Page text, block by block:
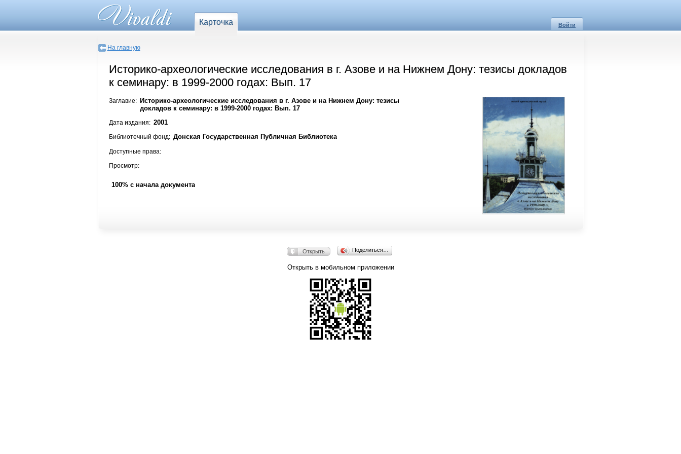
Карточка Войти
На главную
Историко-археологические исследования в г. Азове и на Нижнем Дону: тезисы докладов
к семинару: в 1999-2000 годах: Вып. 17
Заглавие: Историко-археологические исследования в г. Азове и на Нижнем Дону: тезисы
докладов к семинару: в 1999-2000 годах: Вып. 17
Дата издания: 2001
Библиотечный фонд: Донская Государственная Публичная Библиотека
Доступные права:
Просмотр:
100% с начала документа
Открыть Поделиться…
Открыть в мобильном приложении